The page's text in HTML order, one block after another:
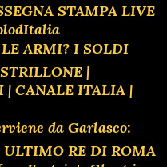
STAMPA LIVE
ARMI? I SOLDI
|
| CANALE ITALIA |
da Garlasco:
RE DI ROMA